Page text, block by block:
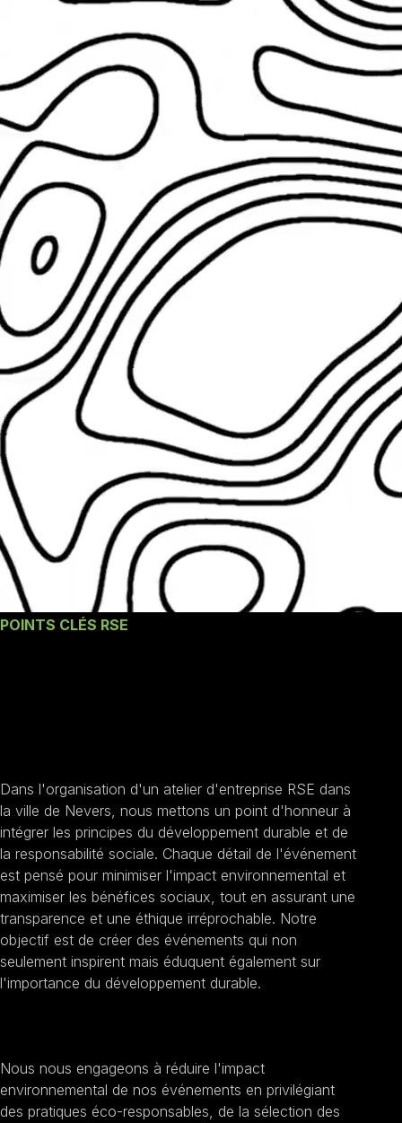
POINTS CLÉS RSE
Dans l'organisation d'un atelier d'entreprise RSE dans
la ville de Nevers, nous mettons un point d'honneur à
intégrer les principes du développement durable et de
la responsabilité sociale. Chaque détail de l'événement
est pensé pour minimiser l'impact environnemental et
maximiser les bénéfices sociaux, tout en assurant une
transparence et une éthique irréprochable. Notre
objectif est de créer des événements qui non
seulement inspirent mais éduquent également sur
l'importance du développement durable.
Nous nous engageons à réduire l'impact
environnemental de nos événements en privilégiant
des pratiques éco-responsables, de la sélection des